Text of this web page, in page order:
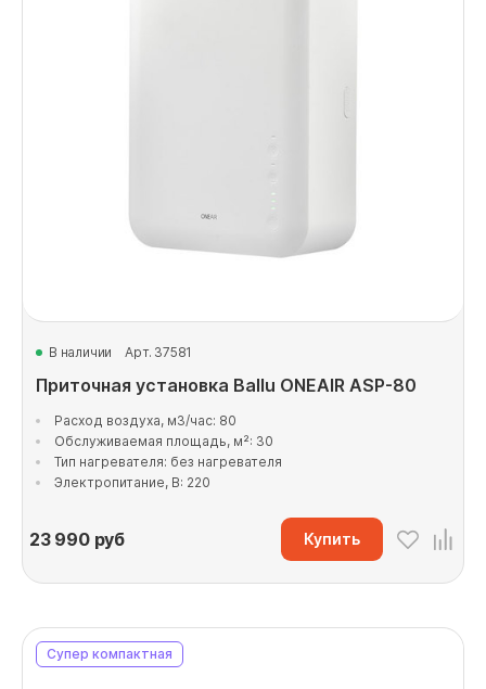
В наличии Арт. 37581
Приточная установка Ballu ONEAIR ASP-80
Расход воздуха, м3/час: 80
Обслуживаемая площадь, м²: 30
Тип нагревателя: без нагревателя
Электропитание, В: 220
23 990руб Купить
Супер компактная